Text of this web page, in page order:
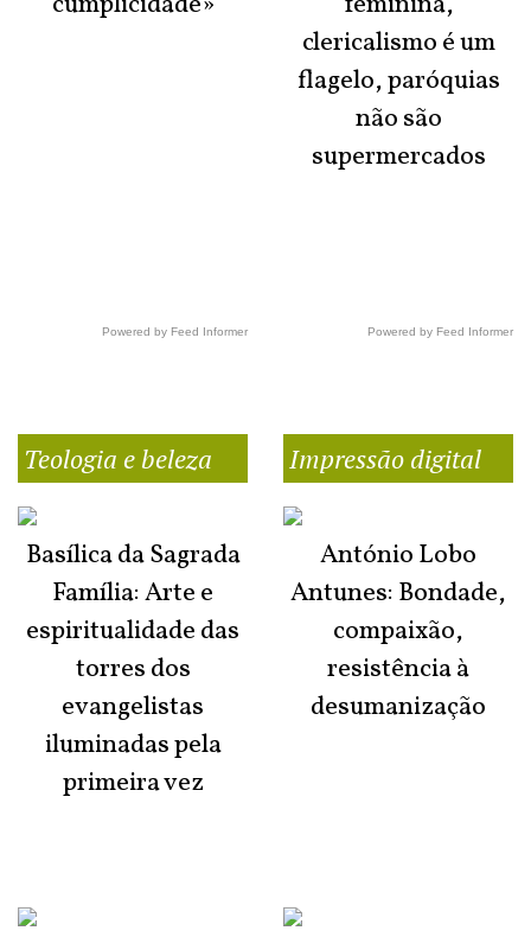
Powered by Feed Informer
clericalismo é um
flagelo, paróquias
não são
supermercados
Powered by Feed Informer
Teologia e beleza
Basílica da Sagrada
Família: Arte e
espiritualidade das
torres dos
evangelistas
iluminadas pela
primeira vez
Impressão digital
António Lobo
Antunes: Bondade,
compaixão,
resistência à
desumanização